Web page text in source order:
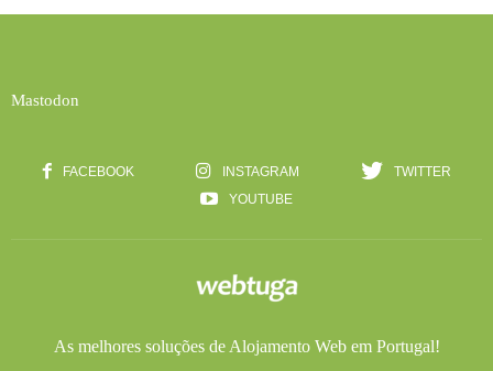
Mastodon
FACEBOOK INSTAGRAM
TWITTER
YOUTUBE
As melhores soluções deAlojamento Webem Portugal!